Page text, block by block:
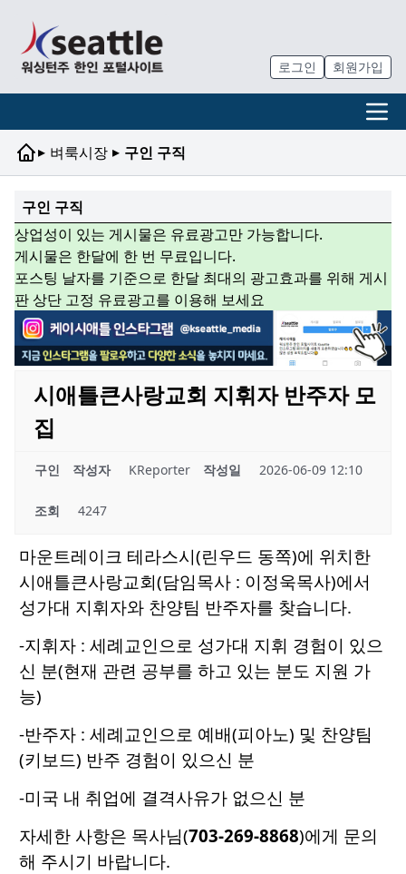
로그인 회원가입
▸ 벼룩시장 ▸ 구인 구직
구인 구직
상업성이 있는 게시물은 유료광고만 가능합니다.
게시물은 한달에 한 번 무료입니다.
포스팅 날자를 기준으로 한달 최대의 광고효과를 위해 게시
판 상단 고정 유료광고를 이용해 보세요
시애틀큰사랑교회 지휘자 반주자 모
집
구인 작성자 KReporter 작성일 2026-06-09 12:10
조회 4247
마운트레이크 테라스시(린우드 동쪽)에 위치한
시애틀큰사랑교회(담임목사 : 이정욱목사)에서
성가대 지휘자와 찬양팀 반주자를 찾습니다.
-지휘자 : 세례교인으로 성가대 지휘 경험이 있으
신 분(현재 관련 공부를 하고 있는 분도 지원 가
능)
-반주자 : 세례교인으로 예배(피아노) 및 찬양팀
(키보드) 반주 경험이 있으신 분
-미국 내 취업에 결격사유가 없으신 분
자세한 사항은 목사님(703-269-8868)에게 문의
해 주시기 바랍니다.